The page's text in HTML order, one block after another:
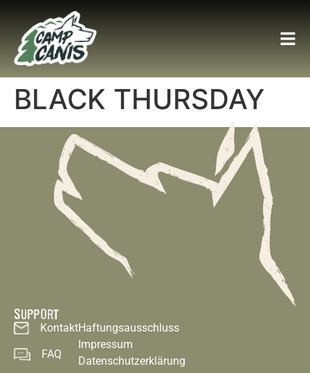
BLACK THURSDAY
SUPPORT
Kontakt
FAQ
Haftungsausschluss
Impressum
Datenschutzerklärung